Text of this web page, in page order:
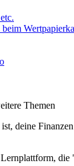
beim
Themen
deine
die